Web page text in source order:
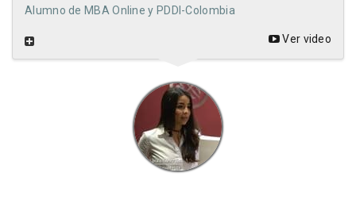
Alumno de MBA Online y PDDI-Colombia
Ver video